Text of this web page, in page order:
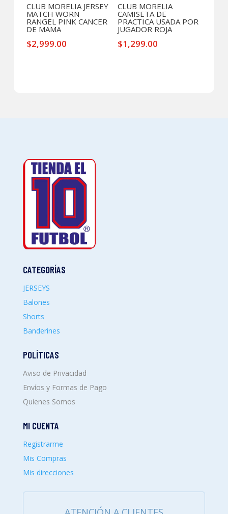
CLUB MORELIA JERSEY
MATCH WORN
RANGEL PINK CANCER
DE MAMA
$2,999.00
CLUB MORELIA
CAMISETA DE
PRACTICA USADA POR
JUGADOR ROJA
$1,299.00
CATEGORÍAS
JERSEYS
Balones
Shorts
Banderines
POLÍTICAS
Aviso de Privacidad
Envíos y Formas de Pago
Quienes Somos
MI CUENTA
Registrarme
Mis Compras
Mis direcciones